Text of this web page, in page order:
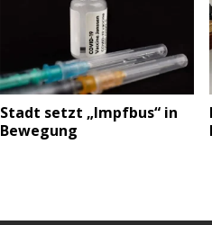
Stadt setzt „Impfbus“ in
Bewegung